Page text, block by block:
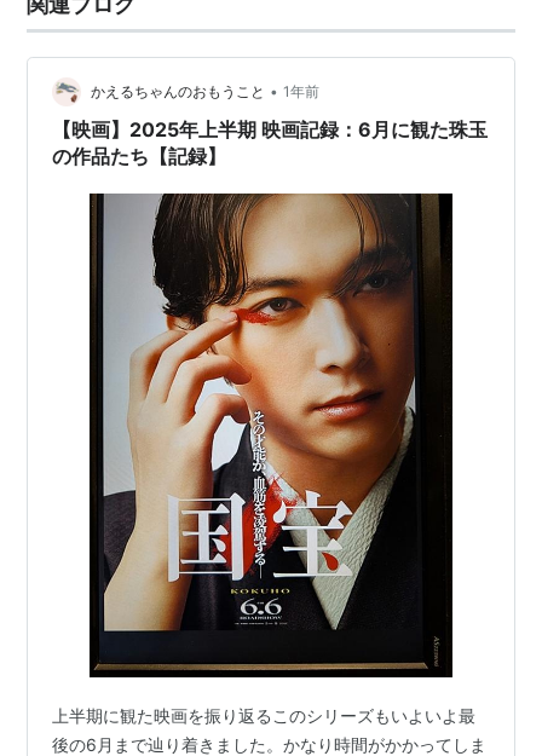
かえるちゃんのおもうこと • 1年前
【映画】2025年上半期 映画記録：6月に観た珠玉
の作品たち【記録】
上半期に観た映画を振り返るこのシリーズもいよいよ最
後の6月まで辿り着きました。かなり時間がかかってしま